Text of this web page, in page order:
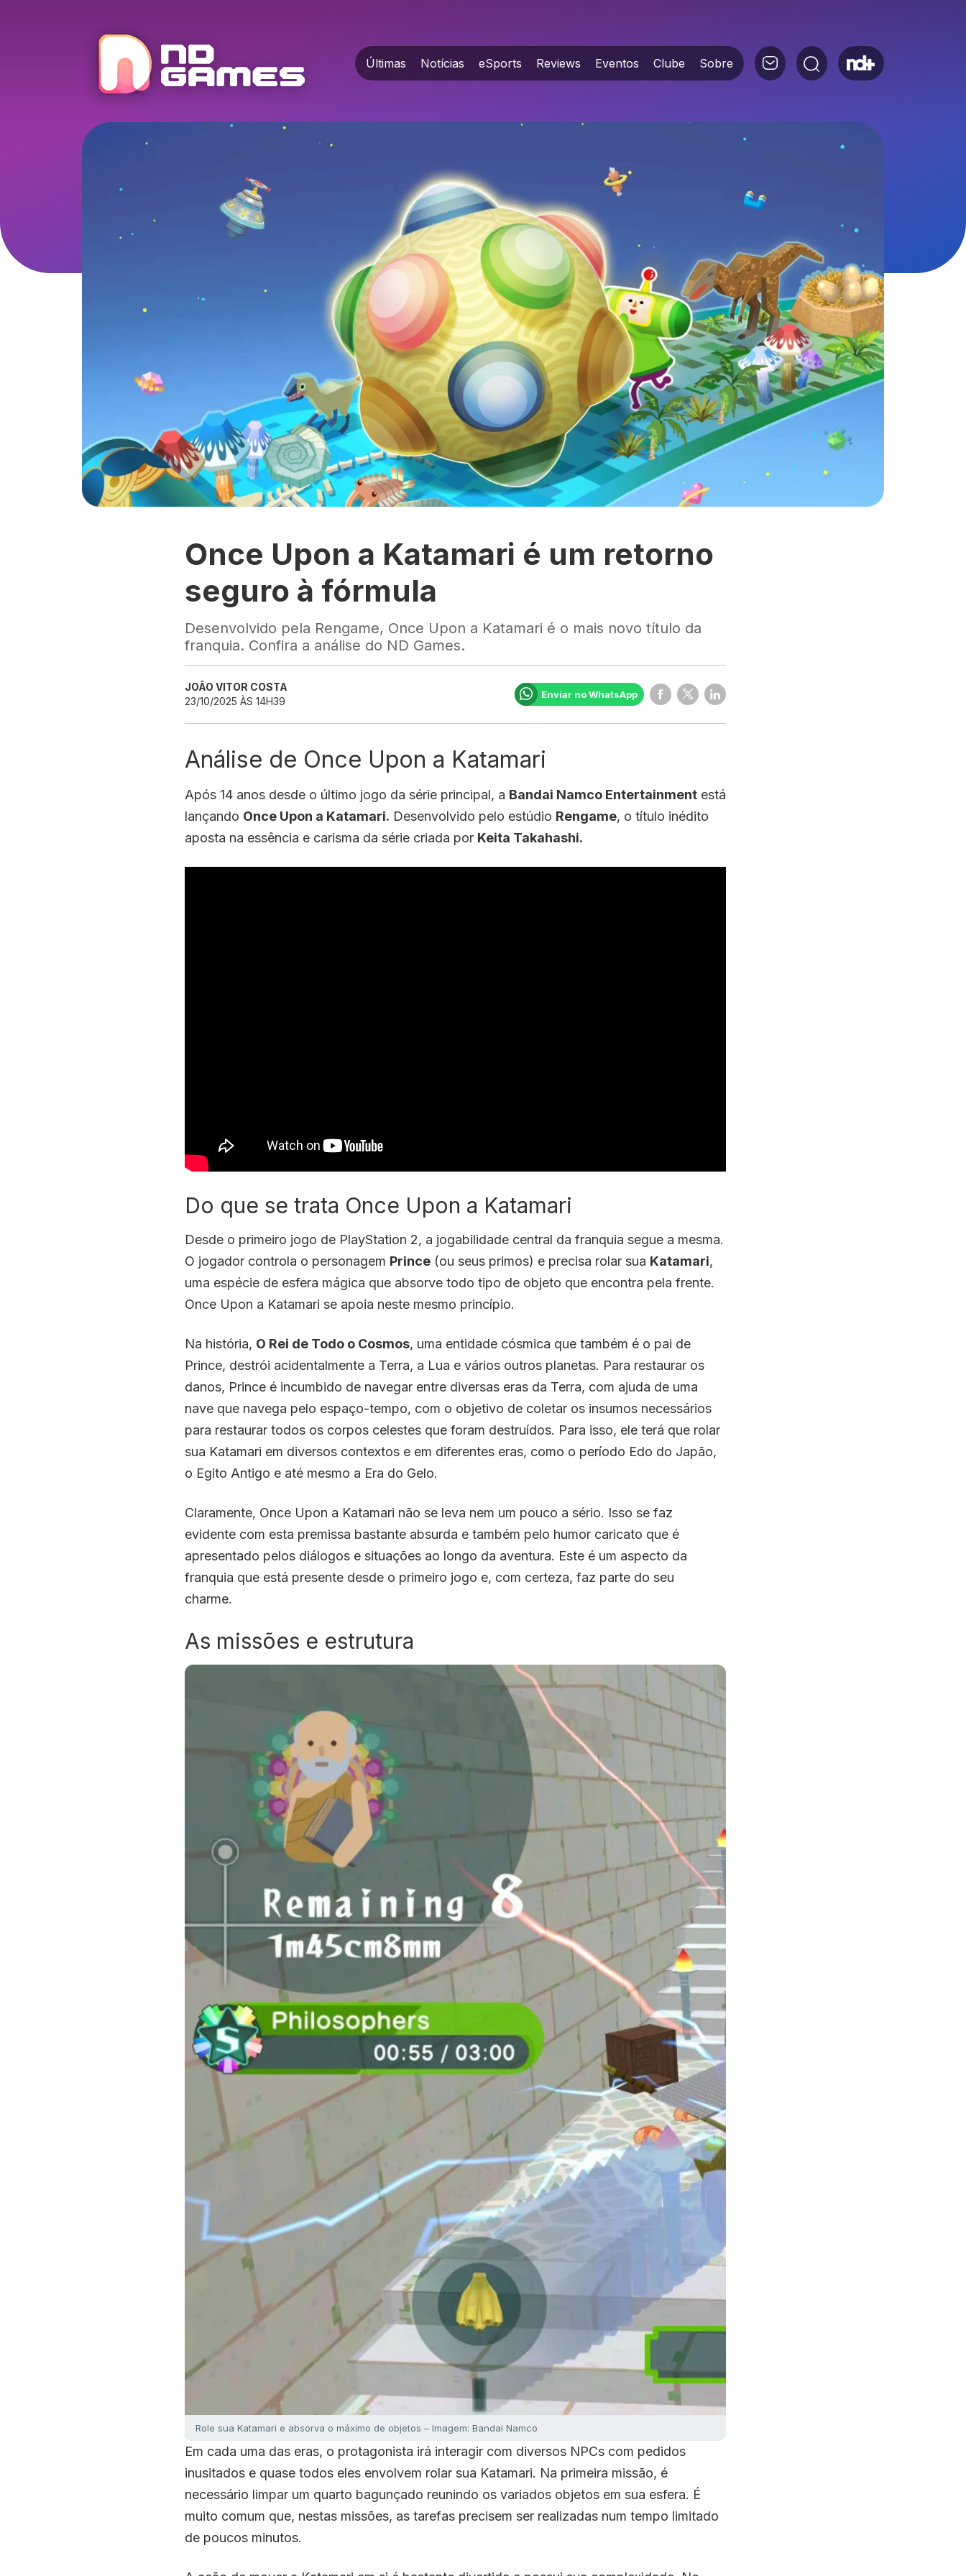
Últimas Notícias eSports Reviews Eventos Clube Sobre
Once Upon a Katamari é um retorno
seguro à fórmula
Desenvolvido pela Rengame, Once Upon a Katamari é o mais novo título da
franquia. Confira a análise do ND Games.
JOÃO VITOR COSTA
23/10/2025 ÀS 14H39
Enviar no WhatsApp
Análise de Once Upon a Katamari
Após 14 anos desde o último jogo da série principal, a Bandai Namco Entertainmentestá
lançando Once Upon a Katamari. Desenvolvido pelo estúdio Rengame, o título inédito
aposta na essência e carisma da série criada por Keita Takahashi.
Do que se trata Once Upon a Katamari
Desde o primeiro jogo de PlayStation 2, a jogabilidade central da franquia segue a mesma.
O jogador controla o personagem Prince(ou seus primos) e precisa rolar sua Katamari,
uma espécie de esfera mágica que absorve todo tipo de objeto que encontra pela frente.
Once Upon a Katamari se apoia neste mesmo princípio.
Na história, O Rei de Todo o Cosmos, uma entidade cósmica que também é o pai de
Prince, destrói acidentalmente a Terra, a Lua e vários outros planetas. Para restaurar os
danos, Prince é incumbido de navegar entre diversas eras da Terra, com ajuda de uma
nave que navega pelo espaço-tempo, com o objetivo de coletar os insumos necessários
para restaurar todos os corpos celestes que foram destruídos. Para isso, ele terá que rolar
sua Katamari em diversos contextos e em diferentes eras, como o período Edo do Japão,
o Egito Antigo e até mesmo a Era do Gelo.
Claramente, Once Upon a Katamari não se leva nem um pouco a sério. Isso se faz
evidente com esta premissa bastante absurda e também pelo humor caricato que é
apresentado pelos diálogos e situações ao longo da aventura. Este é um aspecto da
franquia que está presente desde o primeiro jogo e, com certeza, faz parte do seu
charme.
As missões e estrutura
Role sua Katamari e absorva o máximo de objetos – Imagem: Bandai Namco
Em cada uma das eras, o protagonista irá interagir com diversos NPCs com pedidos
inusitados e quase todos eles envolvem rolar sua Katamari. Na primeira missão, é
necessário limpar um quarto bagunçado reunindo os variados objetos em sua esfera. É
muito comum que, nestas missões, as tarefas precisem ser realizadas num tempo limitado
de poucos minutos.